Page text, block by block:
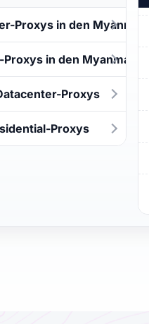
Proxys in den Myanmar
in den Myanmar
Proxys
Proxys